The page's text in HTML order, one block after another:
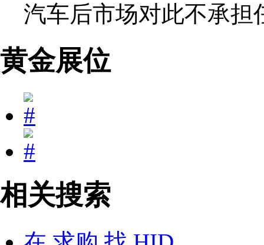
汽车后市场对此不承担
黄金展位
相关搜索